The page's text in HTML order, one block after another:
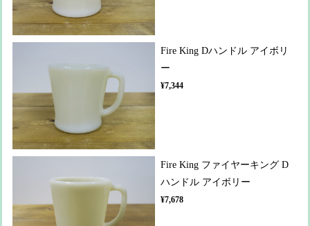
Fire King Dハンドル アイボリ
ー
¥7,344
Fire King ファイヤーキング D
ハンドル アイボリー
¥7,678